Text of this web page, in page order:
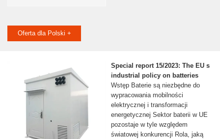
Oferta dla Polski +
Special report 15/2023: The EU s
industrial policy on batteries
Wstęp Baterie są niezbędne do
wypracowania mobilności
elektrycznej i transformacji
energetycznej Sektor baterii w UE
pozostaje w tyle względem
światowej konkurencji Rola, jaką